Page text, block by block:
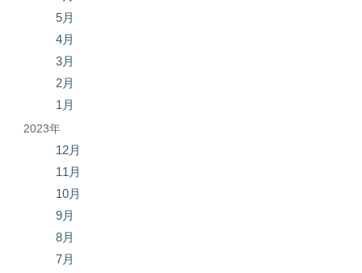
5月
4月
3月
2月
1月
2023年
12月
11月
10月
9月
8月
7月